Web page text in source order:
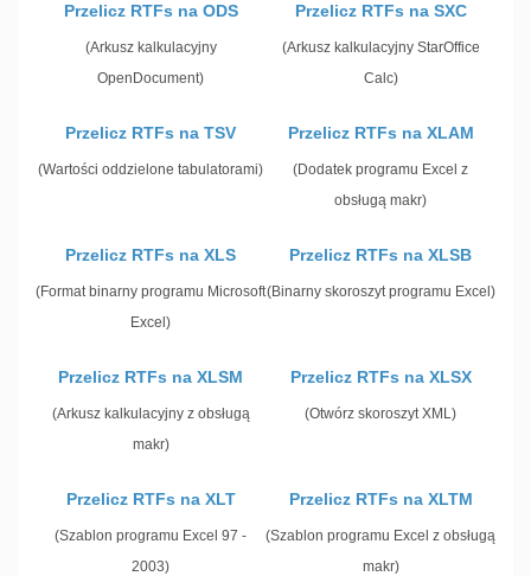
Przelicz RTFs na ODS
(Arkusz kalkulacyjny
OpenDocument)
Przelicz RTFs na SXC
(Arkusz kalkulacyjny StarOffice
Calc)
Przelicz RTFs na TSV
(Wartości oddzielone tabulatorami)
Przelicz RTFs na XLAM
(Dodatek programu Excel z
obsługą makr)
Przelicz RTFs na XLS
(Format binarny programu Microsoft
Excel)
Przelicz RTFs na XLSB
(Binarny skoroszyt programu Excel)
Przelicz RTFs na XLSM
(Arkusz kalkulacyjny z obsługą
makr)
Przelicz RTFs na XLSX
(Otwórz skoroszyt XML)
Przelicz RTFs na XLT
(Szablon programu Excel 97 -
2003)
Przelicz RTFs na XLTM
(Szablon programu Excel z obsługą
makr)